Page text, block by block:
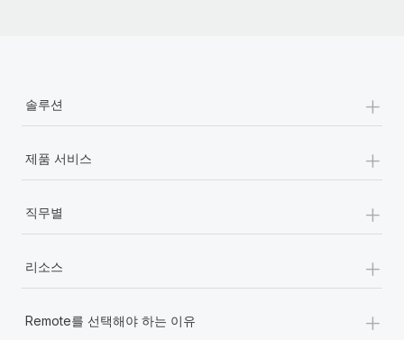
솔루션 +
제품 서비스 +
직무별 +
리소스 +
Remote를 선택해야 하는 이유 +